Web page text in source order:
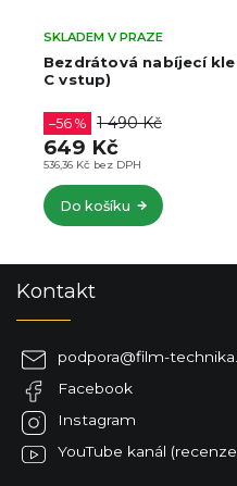
Bezdrátová nabíjecí
C vstup)
SKLADEM V PRAZE
536,36 Kč bez DPH
–56 % 1 490 Kč
649 Kč
Do košíku
Kontakt
podpora@film-
Facebook
Instagram
YouTube kanál